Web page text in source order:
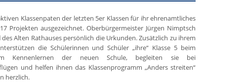
Klassenpaten der letzten 5er Klassen für ihr ehrenamtliches
Projekten ausgezeichnet. Oberbürgermeister Jürgen Nimptsch
Alten Rathauses persönlich die Urkunden. Zusätzlich zu ihrem
die Schülerinnen und Schüler „ihre“ Klasse 5 beim
Kennenlernen der neuen Schule, begleiten sie bei
und helfen ihnen das Klassenprogramm „Anders streiten“
herzlich.